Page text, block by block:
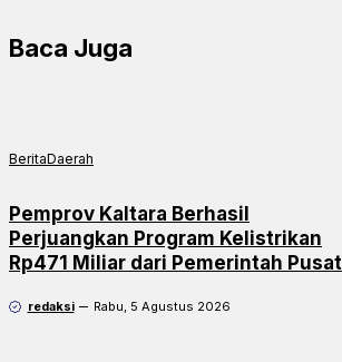
Baca Juga
BeritaDaerah
Pemprov Kaltara Berhasil
Perjuangkan Program Kelistrikan
Rp471 Miliar dari Pemerintah Pusat
redaksi Rabu, 5 Agustus 2026